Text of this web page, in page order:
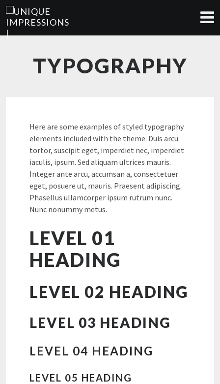
TYPOGRAPHY
Here are some examples of styled typography
elements included with the theme. Duis arcu
tortor, suscipit eget, imperdiet nec, imperdiet
iaculis, ipsum. Sed aliquam ultrices mauris.
Integer ante arcu, accumsan a, consectetuer
eget, posuere ut, mauris. Praesent adipiscing.
Phasellus ullamcorper ipsum rutrum nunc.
Nunc nonummy metus.
LEVEL 01
HEADING
LEVEL 02 HEADING
LEVEL 03 HEADING
LEVEL 04 HEADING
LEVEL 05 HEADING